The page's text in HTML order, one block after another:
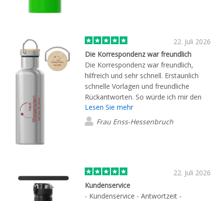
22. Juli 2026
Die Korrespondenz war freundlich
Die Korrespondenz war freundlich,
hilfreich und sehr schnell. Erstaunlich
schnelle Vorlagen und freundliche
Rückantworten. So würde ich mir den
Umgang mit Kunden immer wünschen.
Lesen Sie mehr
Frau Enss-Hessenbruch
22. Juli 2026
Kundenservice
- Kundenservice - Antwortzeit -